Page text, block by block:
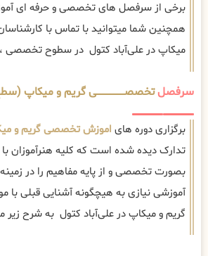
برخی از سرفصل های تخصصی و حرفه ای
همچنین شما میتوانید با تماس با
میکاپ در علی‌آباد کتول در سطوح تخصصی ،
سرفصلتخصصــــــــــــــــــــی گریم و میکاپ
برگزاری دوره های اموزش تخصصی گریم و
تدارک دیده شده است که کلیه هنرآموزان
بصورت تخصصی و از پایه مفاهیم را در زمینه
آموزشی نیازی به هیچگونه آشنایی قبلی
گریم و میکاپ در علی‌آباد کتول به شرح زیر